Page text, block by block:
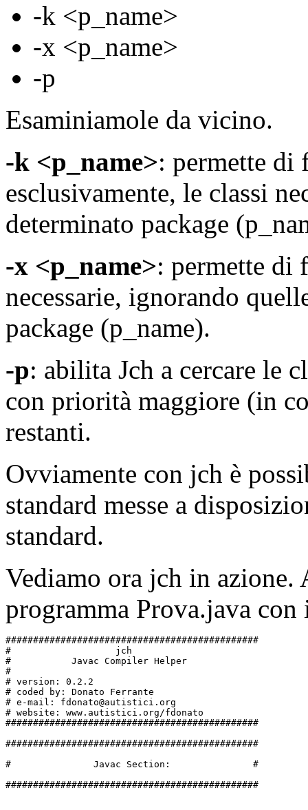
-k <p_name>
-x <p_name>
-p
Esaminiamole da vicino.
-k <p_name>: permette di
esclusivamente, le classi
determinato package
-x <p_name>: permette di
necessarie, ignorando
package (p_name).
-p: abilita Jch a cercare le
con priorità maggiore (in
restanti.
Ovviamente con jch è
standard messe a
standard.
Vediamo ora jch in
programma Prova.java
##############################################
#                   jch
#           Javac Compiler Helper
#
# version: 0.2.2
# coded by: Donato Ferrante
# e-mail: fdonato@autistici.org
# website: www.autistici.org/fdonato
##############################################
##############################################
#               Javac Section:               #
##############################################